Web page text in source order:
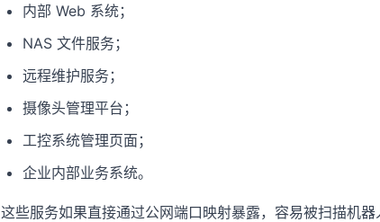
内部 Web 系统；
NAS 文件服务；
远程维护服务；
摄像头管理平台；
工控系统管理页面；
企业内部业务系统。
这些服务如果直接通过公网端口映射暴露，容易被扫描机